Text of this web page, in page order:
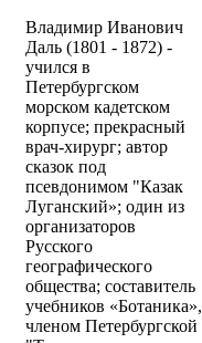
Владимир Иванович
Даль (1801 - 1872) -
учился в
Петербургском
морском кадетском
корпусе; прекрасный
врач-хирург; автор
сказок под
псевдонимом "Казак
Луганский»; один из
организаторов
Русского
географического
общества; составитель
учебников
членом Петербургской